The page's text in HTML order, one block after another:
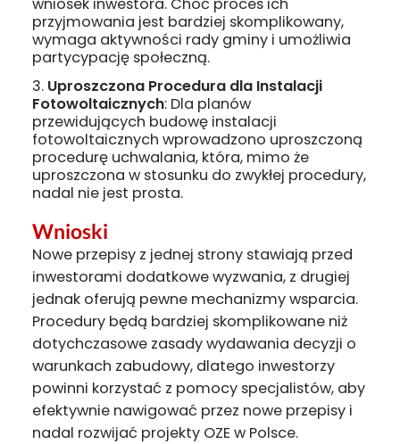
przyjmowania jest bardziej skomplikowany,
wymaga aktywności rady gminy i umożliwia
partycypację społeczną.
Uproszczona Procedura dla Instalacji
Fotowoltaicznych: Dla planów
przewidujących budowę instalacji
fotowoltaicznych wprowadzono uproszczoną
procedurę uchwalania, która, mimo że
uproszczona w stosunku do zwykłej procedury,
nadal nie jest prosta.
Wnioski
Nowe przepisy z jednej strony stawiają przed
inwestorami dodatkowe wyzwania, z drugiej
jednak oferują pewne mechanizmy wsparcia.
Procedury będą bardziej skomplikowane niż
dotychczasowe zasady wydawania decyzji o
warunkach zabudowy, dlatego inwestorzy
powinni korzystać z pomocy specjalistów, aby
efektywnie nawigować przez nowe przepisy i
nadal rozwijać projekty OZE w Polsce.